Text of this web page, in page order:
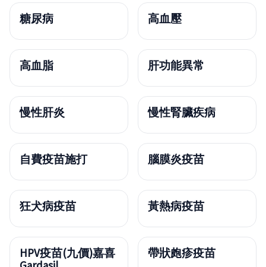
糖尿病 高血壓
高血脂 肝功能異常
慢性肝炎 慢性腎臟疾病
自費疫苗施打 腦膜炎疫苗
狂犬病疫苗 黃熱病疫苗
HPV疫苗(九價)嘉喜
帶狀皰疹疫苗